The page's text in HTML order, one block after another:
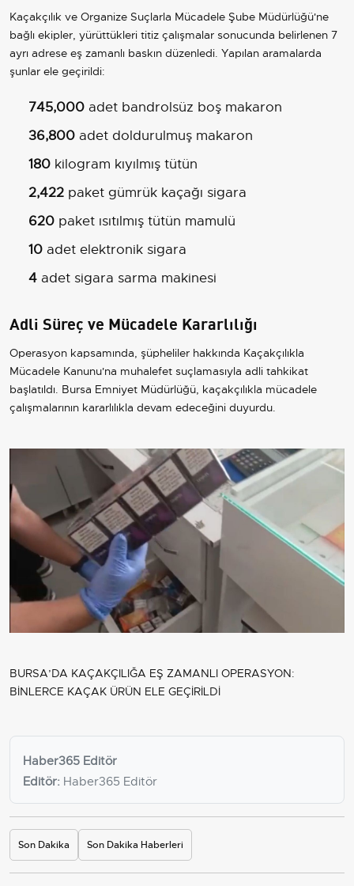
Kaçakçılık ve Organize Suçlarla Mücadele Şube Müdürlüğü'ne
bağlı ekipler, yürüttükleri titiz çalışmalar sonucunda belirlenen 7
ayrı adrese eş zamanlı baskın düzenledi. Yapılan aramalarda
şunlar ele geçirildi:
745,000 adet bandrolsüz boş makaron
36,800 adet doldurulmuş makaron
180 kilogram kıyılmış tütün
2,422 paket gümrük kaçağı sigara
620 paket ısıtılmış tütün mamulü
10 adet elektronik sigara
4 adet sigara sarma makinesi
Adli Süreç ve Mücadele Kararlılığı
Operasyon kapsamında, şüpheliler hakkında Kaçakçılıkla
Mücadele Kanunu'na muhalefet suçlamasıyla adli tahkikat
başlatıldı. Bursa Emniyet Müdürlüğü, kaçakçılıkla mücadele
çalışmalarının kararlılıkla devam edeceğini duyurdu.
BURSA’DA KAÇAKÇILIĞA EŞ ZAMANLI OPERASYON:
BİNLERCE KAÇAK ÜRÜN ELE GEÇİRİLDİ
Haber365 Editör
Editör: Haber365 Editör
Son Dakika Son Dakika Haberleri